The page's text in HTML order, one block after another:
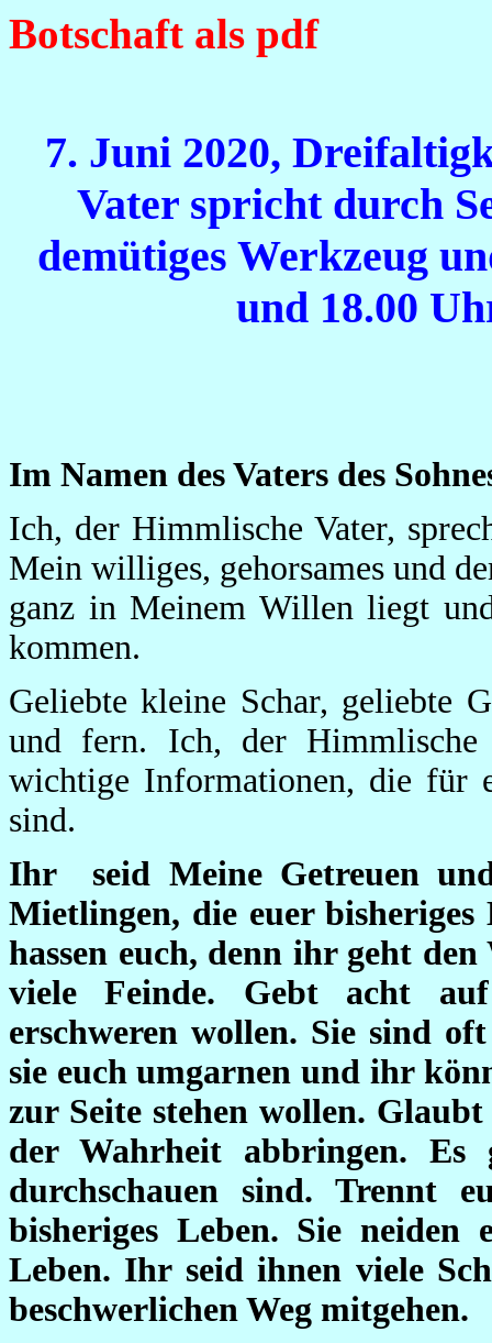
Botschaft als pdf
7. Juni 2020,
Vater spricht durch
demütiges Werkzeug
und 18.00
Im Namen des Vaters des
Ich, der Himmlische Vater,
Mein williges, gehorsames und
ganz in Meinem Willen liegt
kommen.
Geliebte kleine Schar, geliebte
und fern. Ich, der Himmlische
wichtige Informationen, die für
sind.
Ihr seid Meine Getreuen
Mietlingen, die euer
hassen euch, denn ihr geht
viele Feinde. Gebt acht
erschweren wollen. Sie sind
sie euch umgarnen und ihr
zur Seite stehen wollen.
der Wahrheit abbringen.
durchschauen sind. Trennt
bisheriges Leben. Sie neiden
Leben. Ihr seid ihnen viele
beschwerlichen Weg mitgehen.